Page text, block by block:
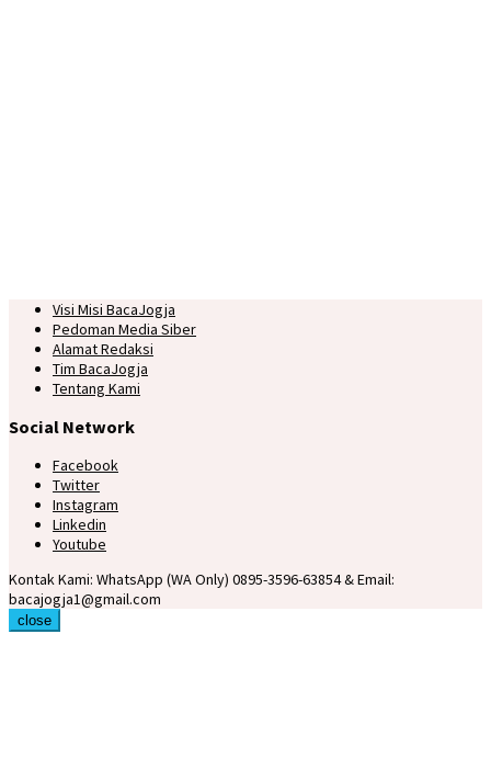
Visi Misi BacaJogja
Pedoman Media Siber
Alamat Redaksi
Tim BacaJogja
Tentang Kami
Social Network
Facebook
Twitter
Instagram
Linkedin
Youtube
Kontak Kami: WhatsApp (WA Only) 0895-3596-63854 & Email:
bacajogja1@gmail.com
close